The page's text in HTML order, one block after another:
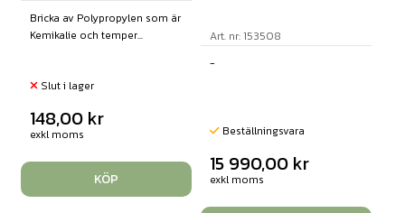
Bricka av Polypropylen som är
Kemikalie och temper...
Slut i lager
148,00 kr
exkl moms
KÖP
Art. nr: 153508
-
Beställningsvara
15 990,00 kr
exkl moms